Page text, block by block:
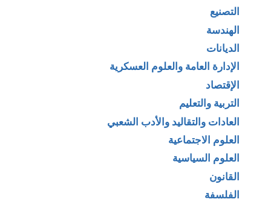
التصنيع
الهندسة
الديانات
الإدارة العامة والعلوم العسكرية
الإقتصاد
التربية والتعليم
العادات والتقاليد والأدب الشعبي
العلوم الاجتماعية
العلوم السياسية
القانون
الفلسفة